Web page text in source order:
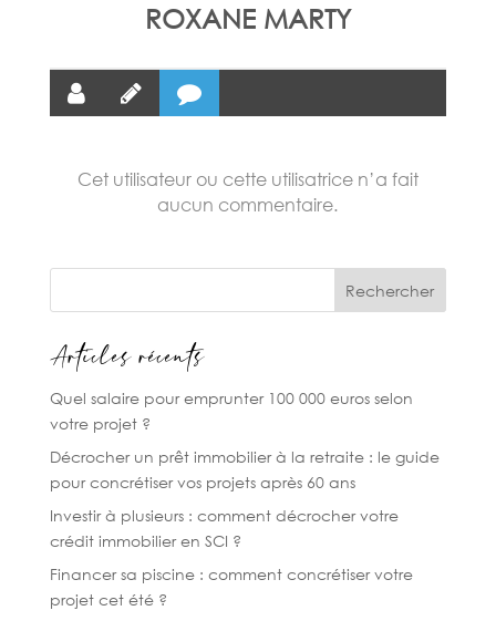
ROXANE MARTY
Cet utilisateur ou cette utilisatrice n’a fait
aucun commentaire.
Rechercher
Articles récents
Quel salaire pour emprunter 100 000 euros selon
votre projet ?
Décrocher un prêt immobilier à la retraite : le guide
pour concrétiser vos projets après 60 ans
Investir à plusieurs : comment décrocher votre
crédit immobilier en SCI ?
Financer sa piscine : comment concrétiser votre
projet cet été ?